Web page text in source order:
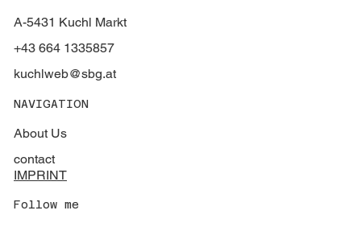
A-5431 Kuchl Markt
+43 664 1335857
kuchlweb@sbg.at
NAVIGATION
About Us
contact
IMPRINT
Follow me